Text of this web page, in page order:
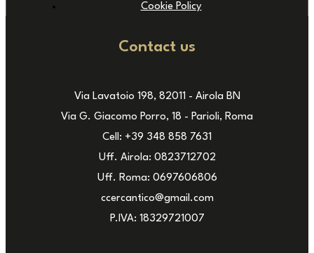
Cookie Policy
Contact us
Via Lavatoio 198, 82011 - Airola BN
Via G. Giacomo Porro, 18 - Parioli, Roma
Cell: +39 348 858 7631
Uff. Airola: 0823712702
Uff. Roma: 0697606806
ccercantico@gmail.com
P.IVA: 18329721007